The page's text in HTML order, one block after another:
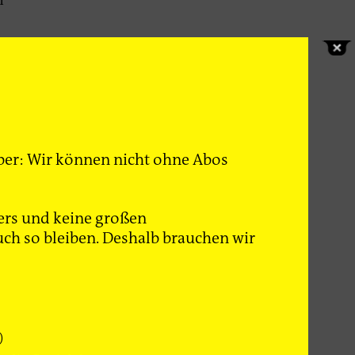
Den
und
Wir können nicht ohne Abos
und keine großen
so bleiben. Deshalb brauchen wir